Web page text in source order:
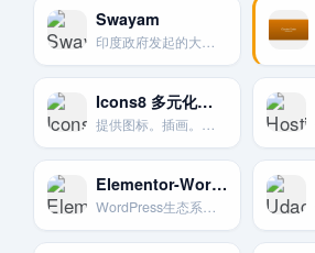
Swayam
印度政府发起的大规模开放在线课程平台，旨在普及教育。
Icons8 多元化素材库
提供图标。插画。照片和音乐等多种免费素材。风格统一。资源量大。
Elementor-WordPress拖放页面构建器
WordPress生态系统中最受欢迎的“所见即所得”拖放式页面构建器插件之一。